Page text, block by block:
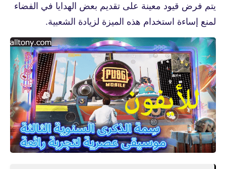
يتم فرض قيود معينة على تقديم بعض الهدايا في الفضاء
لمنع إساءة استخدام هذه الميزة لزيادة الشعبية.